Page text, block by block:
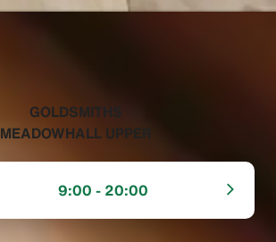
‭GOLDSMITHS
MEADOWHALL UPPER‬
9:00 - 20:00